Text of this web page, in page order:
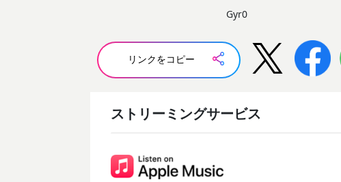
Gyr0
リンクをコピー
ストリーミングサービス